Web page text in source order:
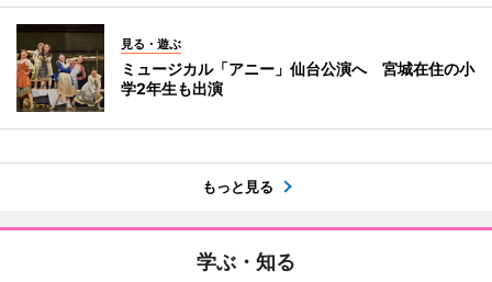
見る・遊ぶ
ミュージカル「アニー」仙台公演へ 宮城在住の小
学2年生も出演
もっと見る
学ぶ・知る